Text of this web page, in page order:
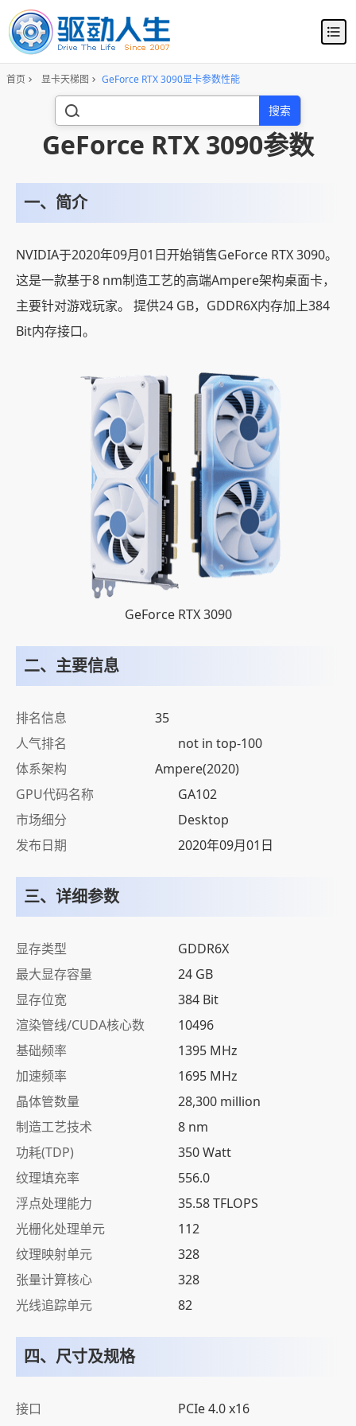
首页 显卡天梯图 GeForce RTX 3090显卡参数性能
搜索
GeForce RTX 3090参数
一、简介
NVIDIA于2020年09月01日开始销售GeForce RTX 3090。
这是一款基于8 nm制造工艺的高端Ampere架构桌面卡，
主要针对游戏玩家。 提供24 GB，GDDR6X内存加上384
Bit内存接口。
GeForce RTX 3090
二、主要信息
排名信息
35
人气排名
not in top-100
体系架构
Ampere(2020)
GPU代码名称
GA102
市场细分
Desktop
发布日期
2020年09月01日
三、详细参数
显存类型
GDDR6X
最大显存容量
24 GB
显存位宽
384 Bit
渲染管线/CUDA核心数
10496
基础频率
1395 MHz
加速频率
1695 MHz
晶体管数量
28,300 million
制造工艺技术
8 nm
功耗(TDP)
350 Watt
纹理填充率
556.0
浮点处理能力
35.58 TFLOPS
光栅化处理单元
112
纹理映射单元
328
张量计算核心
328
光线追踪单元
82
四、尺寸及规格
接口
PCIe 4.0 x16